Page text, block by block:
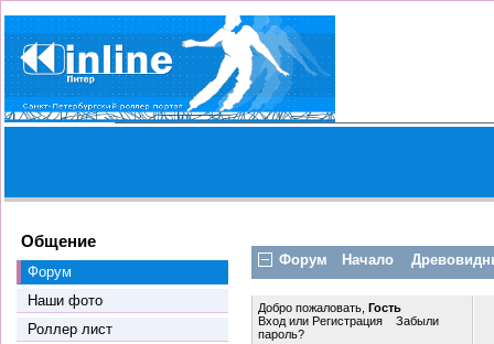
Общение
Форум
Наши фото
Роллер лист
Форум Начало
Добро пожаловать,Гость
Входили Регистрация
Забыли
пароль?